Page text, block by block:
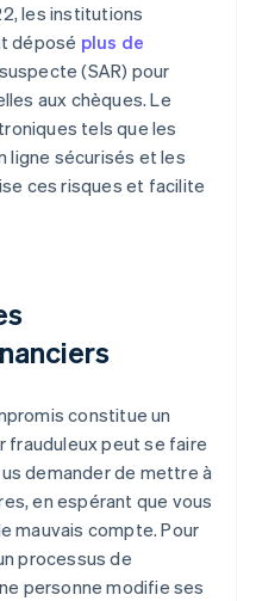
les institutions
déposé plus de
(SAR) pour
aux chèques. Le
tels que les
ligne sécurisés et les
ces risques et facilite
constitue un
frauduleux peut se faire
demander de mettre à
en espérant que vous
mauvais compte. Pour
processus de
personne modifie ses